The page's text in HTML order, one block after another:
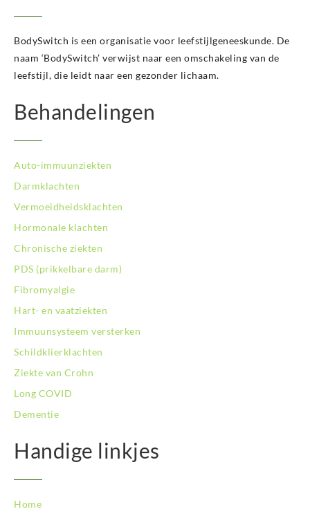
BodySwitch is een organisatie voor leefstijlgeneeskunde. De
naam ‘BodySwitch’ verwijst naar een omschakeling van de
leefstijl, die leidt naar een gezonder lichaam.
Behandelingen
Auto-immuunziekten
Darmklachten
Vermoeidheidsklachten
Hormonale klachten
Chronische ziekten
PDS (prikkelbare darm)
Fibromyalgie
Hart- en vaatziekten
Immuunsysteem versterken
Schildklierklachten
Ziekte van Crohn
Long COVID
Dementie
Handige linkjes
Home